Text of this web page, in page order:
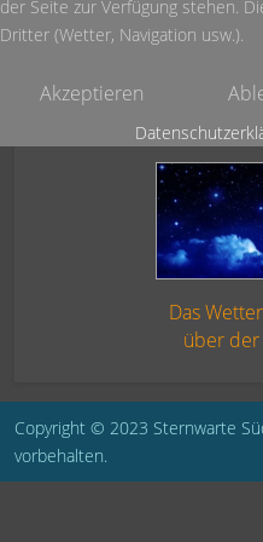
Das
über
Copyright © 2023 Sternwarte
vorbehalten.
der Seite zur Verfügung stehen.
Dritter (Wetter, Navigation usw.).
Akzeptieren